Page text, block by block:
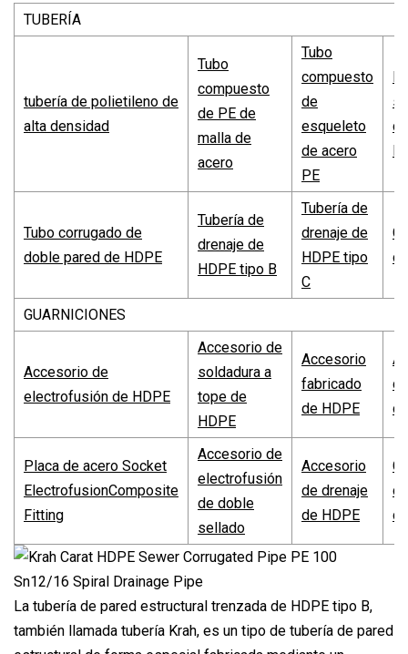
TUBERÍA
tubería de polietileno de
alta densidad
Tubo
compuesto
de PE de
malla de
acero
Tubo
compuesto
de
esqueleto
de acero
PE
Tubo corrugado de
doble pared de HDPE
Tubería de
drenaje de
HDPE tipo B
Tubería de
drenaje de
HDPE tipo
C
GUARNICIONES
Accesorio de
electrofusión de HDPE
Accesorio de
soldadura a
tope de
HDPE
Accesorio
fabricado
de HDPE
Placa de acero Socket
ElectrofusionComposite
Fitting
Accesorio de
electrofusión
de doble
sellado
Accesorio
de drenaje
de HDPE
La tubería de pared estructural trenzada de HDPE tipo B,
también llamada tubería Krah, es un tipo de tubería de pared